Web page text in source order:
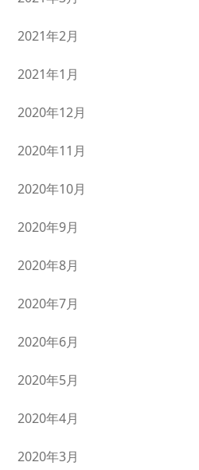
2021年2月
2021年1月
2020年12月
2020年11月
2020年10月
2020年9月
2020年8月
2020年7月
2020年6月
2020年5月
2020年4月
2020年3月